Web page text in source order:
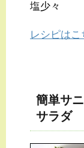
塩少々
レシピはこ
簡単サ
サラダ